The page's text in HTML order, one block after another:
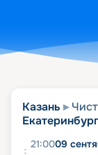
Казань
Екатеринбург
21:0009